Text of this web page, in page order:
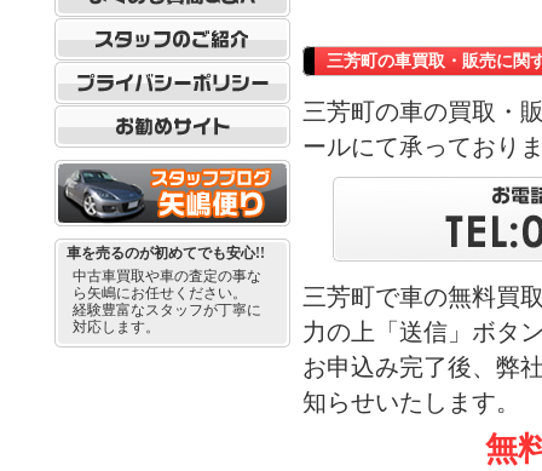
三芳町の車買取・販売に関
三芳町の車の買取・
ールにて承っており
三芳町で車の無料買
力の上「送信」ボタ
お申込み完了後、弊
知らせいたします。
無
車を売るのが初めてでも安心!!
中古車買取や車の査定の事な
ら矢嶋にお任せください。
経験豊富なスタッフが丁寧に
対応します。